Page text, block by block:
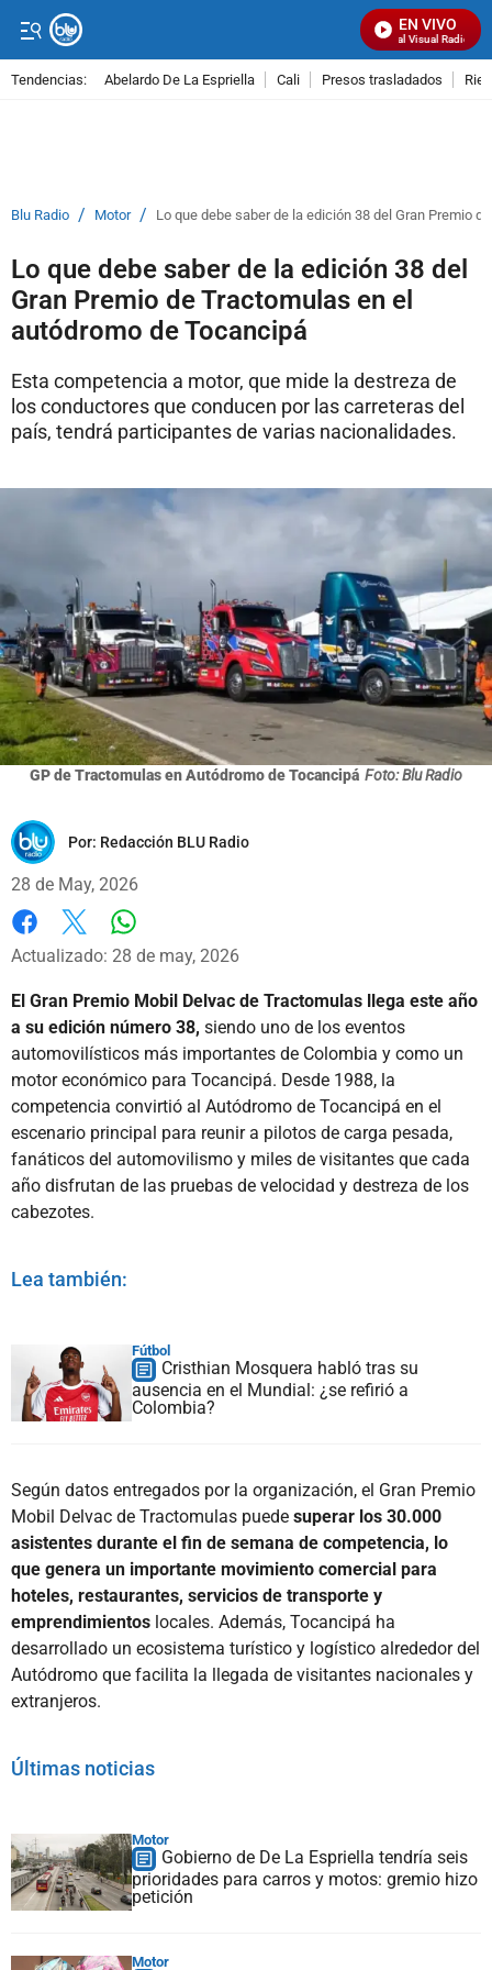
EN VIVO
Señal Visual Radio
Tendencias: Abelardo De La Espriella Cali Presos trasladados
Blu Radio / Motor / Lo que debe saber de la edición 38 del Gran Premio
Lo que debe saber de la edición 38 del
Gran Premio de Tractomulas en el
autódromo de Tocancipá
Esta competencia a motor, que mide la destreza de
los conductores que conducen por las carreteras del
país, tendrá participantes de varias nacionalidades.
GP de Tractomulas en Autódromo de Tocancipá Foto: Blu Radio
Por: Redacción BLU Radio
28 de May, 2026
Facebook
X
Actualizado: 28 de may, 2026
El Gran Premio Mobil Delvac de Tractomulas llega este año
a su edición número 38, siendo uno de los eventos
automovilísticos más importantes de Colombia y como un
motor económico para Tocancipá. Desde 1988, la
competencia convirtió al Autódromo de Tocancipá en el
escenario principal para reunir a pilotos de carga pesada,
fanáticos del automovilismo y miles de visitantes que cada
año disfrutan de las pruebas de velocidad y destreza de los
cabezotes.
Lea también:
Fútbol
Cristhian Mosquera habló tras su
ausencia en el Mundial: ¿se refirió a
Colombia?
Según datos entregados por la organización, el Gran Premio
Mobil Delvac de Tractomulas puede superar los 30.000
asistentes durante el fin de semana de competencia, lo
que genera un importante movimiento comercial para
hoteles, restaurantes, servicios de transporte y
emprendimientos locales. Además, Tocancipá ha
desarrollado un ecosistema turístico y logístico alrededor del
Autódromo que facilita la llegada de visitantes nacionales y
extranjeros.
Últimas noticias
Motor
Gobierno de De La Espriella tendría seis
prioridades para carros y motos: gremio hizo
petición
Motor